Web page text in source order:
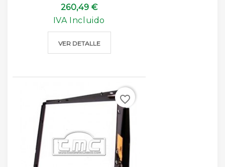
260,49 €
IVA Incluido
VER DETALLE
favorite_border